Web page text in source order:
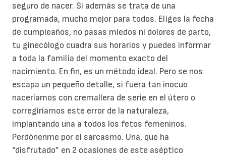
seguro de nacer. Si además se trata de una
programada, mucho mejor para todos. Eliges la fecha
de cumpleaños, no pasas miedos ni dolores de parto,
tu ginecólogo cuadra sus horarios y puedes informar
a toda la familia del momento exacto del
nacimiento. En fin, es un método ideal. Pero se nos
escapa un pequeño detalle, si fuera tan inocuo
naceríamos con cremallera de serie en el útero o
corregiríamos este error de la naturaleza,
implantando una a todos los fetos femeninos.
Perdónenme por el sarcasmo. Una, que ha
“disfrutado” en 2 ocasiones de este aséptico